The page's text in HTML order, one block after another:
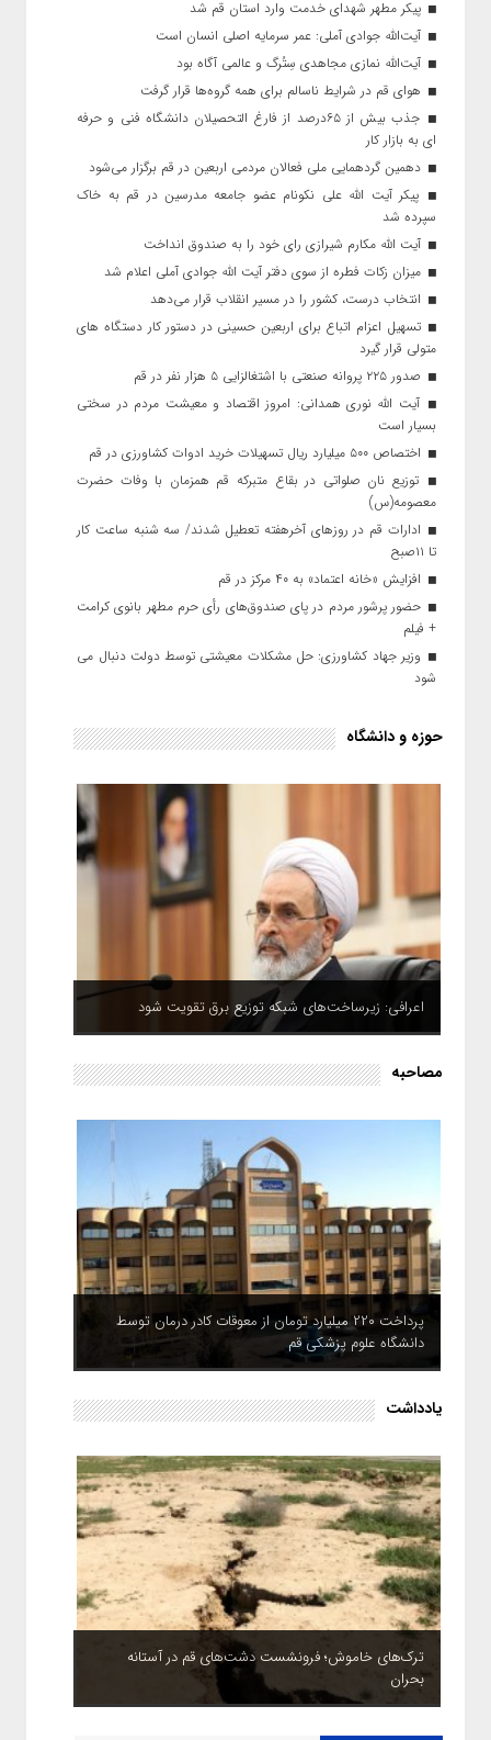
پیکر مطهر شهدای خدمت وارد استان قم شد
آیت‌الله جوادی آملی: عمر سرمایه اصلی انسان است
آیت‌الله نمازی مجاهدی سِتُرگ و عالمی آگاه بود
هوای قم در شرایط ناسالم برای همه گروه‌ها قرار گرفت
جذب بیش از ۶۵درصد از فارغ التحصیلان دانشگاه فنی و حرفه
ای به بازار کار
دهمین گردهمایی ملی فعالان مردمی اربعین در قم برگزار می‌شود
پیکر آیت الله علی نکونام عضو جامعه مدرسین در قم به خاک
سپرده شد
آیت الله مکارم شیرازی رای خود را به صندوق انداخت
میزان زکات فطره از سوی دفتر آیت الله جوادی آملی اعلام شد
انتخاب درست، کشور را در مسیر انقلاب قرار می‌دهد
تسهیل اعزام اتباع برای اربعین حسینی در دستور کار دستگاه های
متولی قرار گیرد
صدور ۲۲۵ پروانه صنعتی با اشتغالزایی ۵ هزار نفر در قم
آیت الله نوری همدانی: امروز اقتصاد و معیشت مردم در سختی
بسیار است
اختصاص ۵۰۰ میلیارد ریال تسهیلات خرید ادوات کشاورزی در قم
توزیع نان صلواتی در بقاع متبرکه قم همزمان با وفات حضرت
معصومه(س)
ادارات قم در روزهای آخرهفته تعطیل شدند/ سه شنبه ساعت کار
تا ۱۱صبح
افزایش «خانه اعتماد» به ۴۰ مرکز در قم
حضور پرشور مردم در پای صندوق‌های رأی حرم مطهر بانوی کرامت
+ فیلم
وزیر جهاد کشاورزی: حل مشکلات معیشتی توسط دولت دنبال می
شود
حوزه و دانشگاه
اعرافی: زیرساخت‌های شبکه توزیع برق تقویت شود
مصاحبه
پرداخت ۲۲۰ میلیارد تومان از معوقات کادر درمان توسط
دانشگاه علوم پزشکی قم
یادداشت
ترک‌های خاموش؛ فرونشست دشت‌های قم در آستانه
بحران